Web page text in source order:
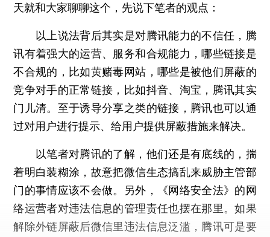
天就和大家聊聊这个，先说下笔者的观点：
以上说法背后其实是对腾讯能力的不信任，腾
讯有着强大的运营、服务和合规能力，哪些链接是
不合规的，比如黄赌毒网站，哪些是被他们屏蔽的
竞争对手的正常链接，比如抖音、淘宝，腾讯其实
门儿清。至于诱导分享之类的链接，腾讯也可以通
过对用户进行提示、给用户提供屏蔽措施来解决。
以笔者对腾讯的了解，他们还是有底线的，揣
着明白装糊涂，故意把微信生态搞乱来威胁主管部
门的事情应该不会做。另外，《网络安全法》的网
络运营者对违法信息的管理责任也摆在那里。如果
解除外链屏蔽后微信里违法信息泛滥，腾讯可是要